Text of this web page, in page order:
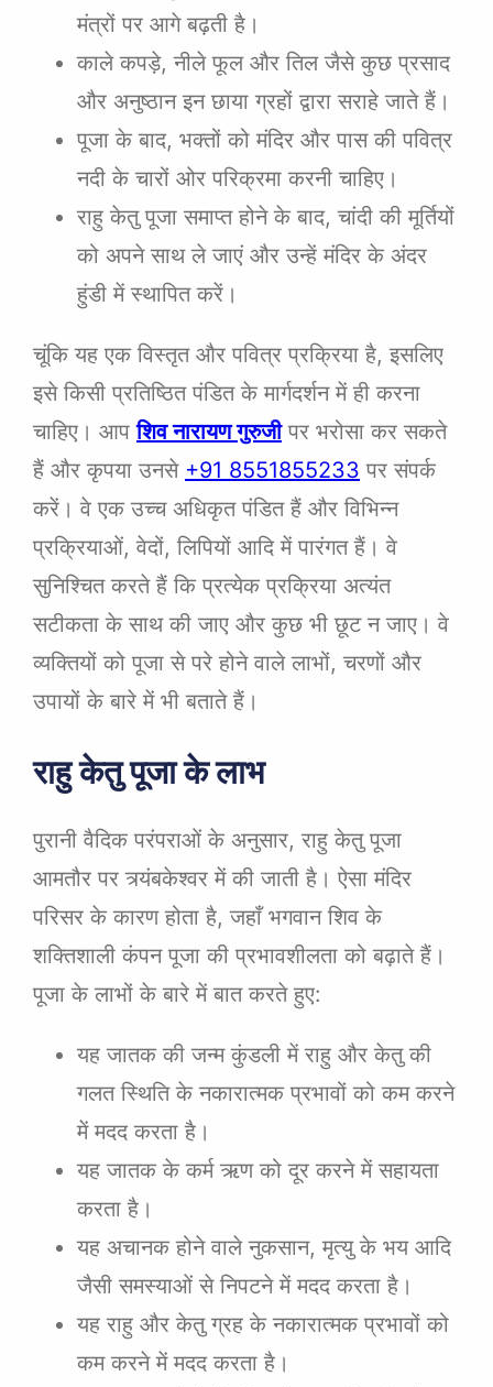
मंत्रों पर आगे बढ़ती है।
काले कपड़े, नीले फूल और तिल जैसे कुछ प्रसाद
और अनुष्ठान इन छाया ग्रहों द्वारा सराहे जाते हैं।
पूजा के बाद, भक्तों को मंदिर और पास की पवित्र
नदी के चारों ओर परिक्रमा करनी चाहिए।
राहु केतु पूजा समाप्त होने के बाद, चांदी की मूर्तियों
को अपने साथ ले जाएं और उन्हें मंदिर के अंदर
हुंडी में स्थापित करें।
चूंकि यह एक विस्तृत और पवित्र प्रक्रिया है, इसलिए
इसे किसी प्रतिष्ठित पंडित के मार्गदर्शन में ही करना
चाहिए। आपशिव नारायण गुरुजीपर भरोसा कर सकते
हैं और कृपया उनसे +91 8551855233 पर संपर्क
करें। वे एक उच्च अधिकृत पंडित हैं और विभिन्न
प्रक्रियाओं, वेदों, लिपियों आदि में पारंगत हैं। वे
सुनिश्चित करते हैं कि प्रत्येक प्रक्रिया अत्यंत
सटीकता के साथ की जाए और कुछ भी छूट न जाए। वे
व्यक्तियों को पूजा से परे होने वाले लाभों, चरणों और
उपायों के बारे में भी बताते हैं।
राहु केतु पूजा के लाभ
पुरानी वैदिक परंपराओं के अनुसार, राहु केतु पूजा
आमतौर पर त्र्यंबकेश्वर में की जाती है। ऐसा मंदिर
परिसर के कारण होता है, जहाँ भगवान शिव के
शक्तिशाली कंपन पूजा की प्रभावशीलता को बढ़ाते हैं।
पूजा के लाभों के बारे में बात करते हुए:
यह जातक की जन्म कुंडली में राहु और केतु की
गलत स्थिति के नकारात्मक प्रभावों को कम करने
में मदद करता है।
यह जातक के कर्म ऋण को दूर करने में सहायता
करता है।
यह अचानक होने वाले नुकसान, मृत्यु के भय आदि
जैसी समस्याओं से निपटने में मदद करता है।
यह राहु और केतु ग्रह के नकारात्मक प्रभावों को
कम करने में मदद करता है।